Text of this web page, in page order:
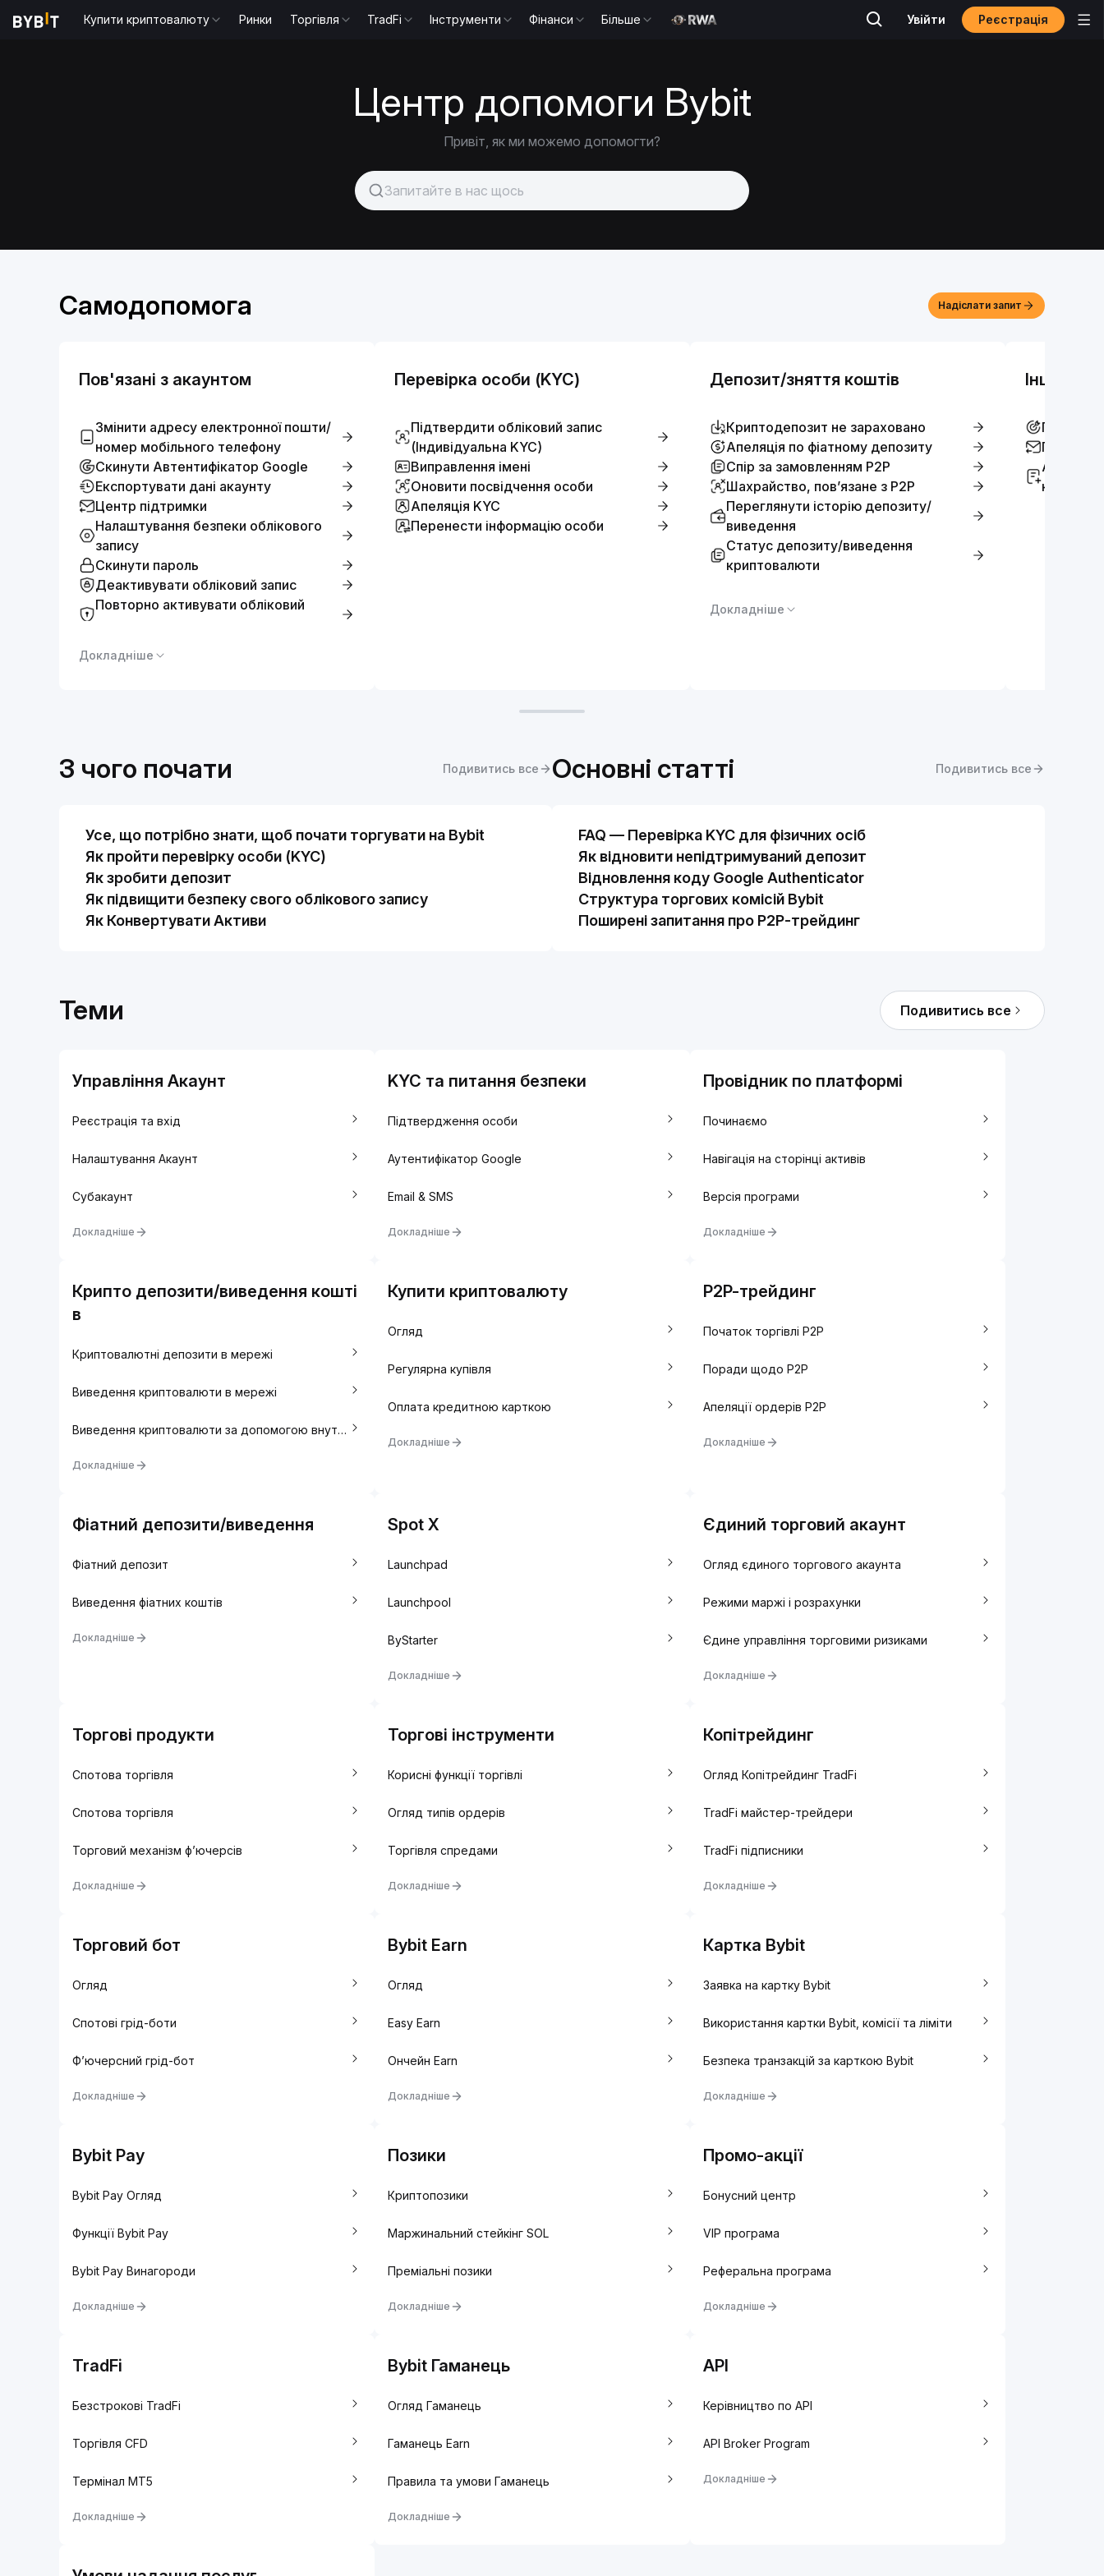
Купити криптовалюту Ринки Торгівля TradFi Інструменти Фінанси Більше Увійти Реєстрація
Центр допомоги Bybit
Привіт, як ми можемо допомогти?
Самодопомога Надіслати запит
Пов'язані з акаунтом
Змінити адресу електронної пошти/
номер мобільного телефону
Скинути Автентифікатор Google
Експортувати дані акаунту
Центр підтримки
Налаштування безпеки облікового
запису
Скинути пароль
Деактивувати обліковий запис
Повторно активувати обліковий
Докладніше
Перевірка особи (KYC)
Підтвердити обліковий запис
(Індивідуальна KYC)
Виправлення імені
Оновити посвідчення особи
Апеляція KYC
Перенести інформацію особи
Депозит/зняття коштів
Криптодепозит не зараховано
Апеляція по фіатному депозиту
Спір за замовленням P2P
Шахрайство, пов’язане з P2P
Переглянути історію депозиту/
виведення
Статус депозиту/виведення
криптовалюти
Докладніше
Інші
кампанії
З чого почати Подивитись все
Усе, що потрібно знати, щоб почати торгувати на Bybit
Як пройти перевірку особи (KYC)
Як зробити депозит
Як підвищити безпеку свого облікового запису
Як Конвертувати Активи
Основні статті Подивитись все
FAQ — Перевірка KYC для фізичних осіб
Як відновити непідтримуваний депозит
Відновлення коду Google Authenticator
Структура торгових комісій Bybit
Поширені запитання про Р2Р-трейдинг
Теми Подивитись все
Управління Акаунт
Реєстрація та вхід
Налаштування Акаунт
Cубакаунт
Докладніше
KYC та питання безпеки
Підтвердження особи
Аутентифікатор Google
Email & SMS
Докладніше
Провідник по платформі
Починаємо
Навігація на сторінці активів
Версія програми
Докладніше
Крипто депозити/виведення кошті
в
Криптовалютні депозити в мережі
Виведення криптовалюти в мережі
Виведення криптовалюти за допомогою внутрішнього переказу
Докладніше
Купити криптовалюту
Огляд
Регулярна купівля
Оплата кредитною карткою
Докладніше
P2P-трейдинг
Початок торгівлі P2P
Поради щодо P2P
Апеляції ордерів P2P
Докладніше
Фіатний депозити/виведення
Фіатний депозит
Виведення фіатних коштів
Докладніше
Spot X
Launchpad
Launchpool
ByStarter
Докладніше
Єдиний торговий акаунт
Огляд єдиного торгового акаунта
Режими маржі і розрахунки
Єдине управління торговими ризиками
Докладніше
Торгові продукти
Спотова торгівля
Спотова торгівля
Торговий механізм ф’ючерсів
Докладніше
Торгові інструменти
Корисні функції торгівлі
Огляд типів ордерів
Торгівля спредами
Докладніше
Копітрейдинг
Огляд Копітрейдинг TradFi
TradFi майстер-трейдери
TradFi підписники
Докладніше
Торговий бот
Огляд
Спотові грід-боти
Ф’ючерсний грід-бот
Докладніше
Bybit Earn
Огляд
Easy Earn
Ончейн Earn
Докладніше
Картка Bybit
Заявка на картку Bybit
Використання картки Bybit, комісії та ліміти
Безпека транзакцій за карткою Bybit
Докладніше
Bybit Pay
Bybit Pay Огляд
Функції Bybit Pay
Bybit Pay Винагороди
Докладніше
Позики
Криптопозики
Маржинальний стейкінг SOL
Преміальні позики
Докладніше
Промо-акції
Бонусний центр
VIP програма
Реферальна програма
Докладніше
TradFi
Безстрокові TradFi
Торгівля CFD
Термінал MT5
Докладніше
Bybit Гаманець
Огляд Гаманець
Гаманець Earn
Правила та умови Гаманець
Докладніше
API
Керівництво по API
API Broker Program
Докладніше